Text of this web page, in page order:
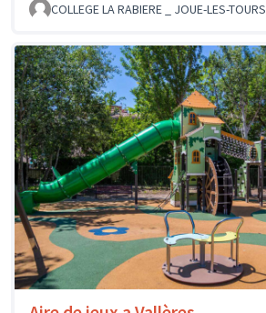
COLLEGE LA RABIERE _ JOUE-LES-TOURS